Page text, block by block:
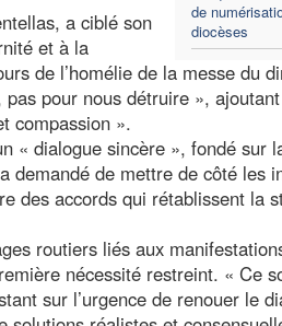
de
diocèses
a ciblé son
et à la
de l’homélie de la messe du
pour nous détruire »,
compassion ».
« dialogue sincère », fondé sur
demandé de mettre de côté les
des accords qui rétablissent la
routiers liés aux
nécessité restreint. « Ce
sur l’urgence de renouer le